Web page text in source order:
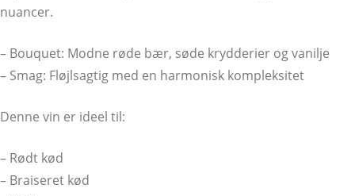
nuancer.
– Bouquet: Modne røde bær, søde krydderier og vanilje
– Smag: Fløjlsagtig med en harmonisk kompleksitet
Denne vin er ideel til:
– Rødt kød
– Braiseret kød